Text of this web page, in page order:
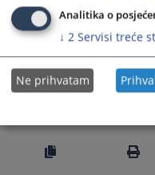
Postoje okolnosti
Neuracunljivost
Analitika o
↓ 2 Servisi treće
Ne prihvatam